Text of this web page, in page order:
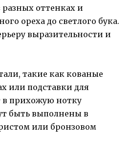
оттенках и
ореха до светлого бука.
выразительности и
такие как кованые
или подставки для
в прихожую нотку
быть выполнены в
или бронзовом